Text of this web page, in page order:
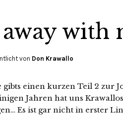
away with
von Don Krawallo
gibts einen kurzen Teil 2 zur
Jahren hat uns
Es ist gar nicht in erster